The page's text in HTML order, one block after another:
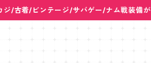
/古着/ビンテージ/サバゲー/ナム戦装備が